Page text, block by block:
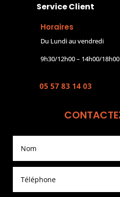
Service Client
Horaires
Du Lundi au vendredi
9h30/12h00 – 14h00/18h00
05 57 83 14 03